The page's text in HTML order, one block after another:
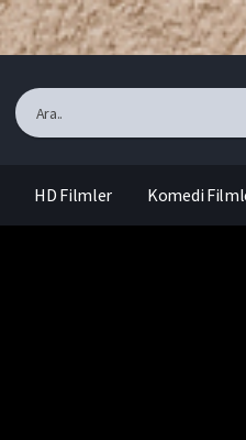
HD Filmler Komedi